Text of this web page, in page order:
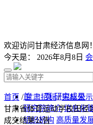
欢迎访问甘肃经济信息网！
今天是： 2026年8月8日
首 页 研究成果
研究院简介 信息化
组织机构 高质量发
首页 /甘肃招标/中标公示
甘肃省体育运动学校田径
成交结果公告